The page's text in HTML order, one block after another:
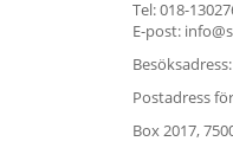
Tel:018-
E-post:
Postadress
Box 2017,